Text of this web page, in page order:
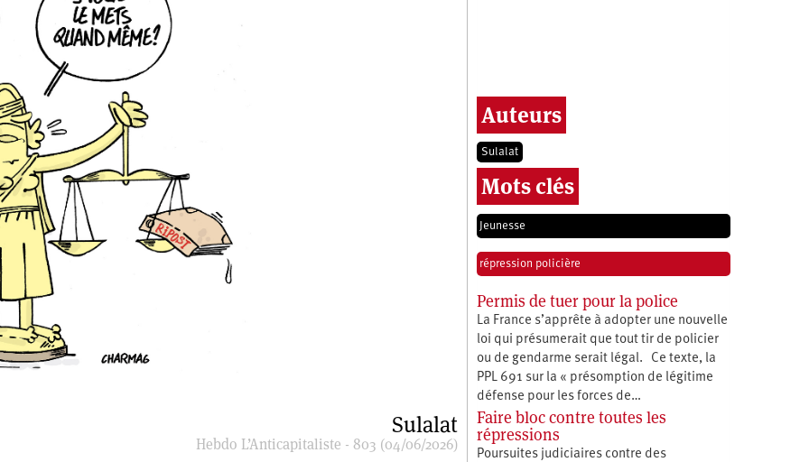
Sulalat
Hebdo L’Anticapitaliste - 803 (04/06/2026)
Auteurs
Sulalat
Mots clés
Jeunesse
répression policière
Permis de tuer pour la police
La France s’apprête à adopter une nouvelle
loi qui présumerait que tout tir de policier
ou de gendarme serait légal. Ce texte, la
PPL 691 sur la « présomption de légitime
défense pour les forces de…
Faire bloc contre toutes les
répressions
Poursuites judiciaires contre des